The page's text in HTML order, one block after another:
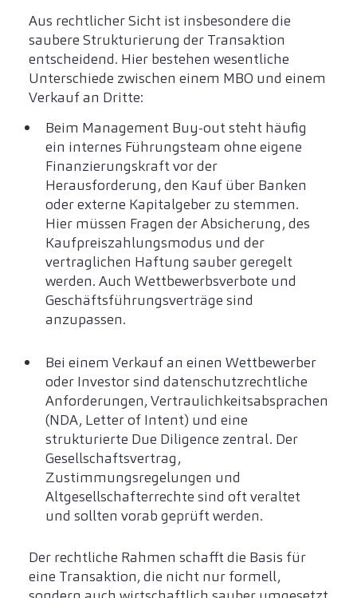
Aus rechtlicher Sicht ist insbesondere die
saubere Strukturierung der Transaktion
entscheidend. Hier bestehen wesentliche
Unterschiede zwischen einem MBO und einem
Verkauf an Dritte:
Beim Management Buy-out steht häufig
ein internes Führungsteam ohne eigene
Finanzierungskraft vor der
Herausforderung, den Kauf über Banken
oder externe Kapitalgeber zu stemmen.
Hier müssen Fragen der Absicherung, des
Kaufpreiszahlungsmodus und der
vertraglichen Haftung sauber geregelt
werden. Auch Wettbewerbsverbote und
Geschäftsführungsverträge sind
anzupassen.
Bei einem Verkauf an einen Wettbewerber
oder Investor sind datenschutzrechtliche
Anforderungen, Vertraulichkeitsabsprachen
(NDA, Letter of Intent) und eine
strukturierte Due Diligence zentral. Der
Gesellschaftsvertrag,
Zustimmungsregelungen und
Altgesellschafterrechte sind oft veraltet
und sollten vorab geprüft werden.
Der rechtliche Rahmen schafft die Basis für
eine Transaktion, die nicht nur formell,